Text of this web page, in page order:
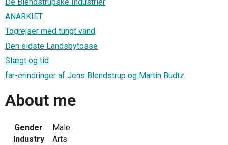
ANARKIET
Togrejser med tungt vand
Den sidste Landsbytosse
Slægt og tid
far-erindringer af Jens Blendstrup og Martin Budtz
About me
Gender
Male
Industry
Arts